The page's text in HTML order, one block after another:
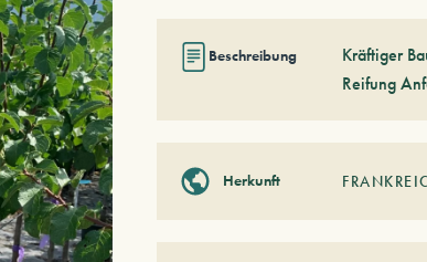
Beschreibung
Kräftiger
Reifung
Herkunft